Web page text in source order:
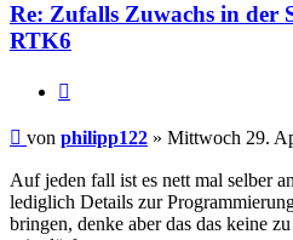
Re: Zufalls Zuwachs in der
RTK6
Beitrag
von philipp122 » Mittwoch 29.
Auf jeden fall ist es nett mal selber
lediglich Details zur
bringen, denke aber das das keine